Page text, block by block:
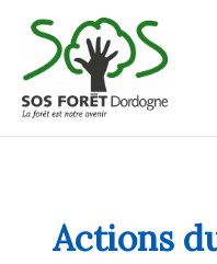
contenu
Actions